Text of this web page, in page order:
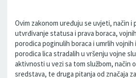
Ovim zakonom uređuju se uvjeti, način i
utvrđivanje statusa i prava boraca,
porodica poginulih boraca i umrlih vojnih
porodica lica stradalih u vršenju vojne
aktivnosti u vezi sa tom službom, način
sredstava, te druga pitanja od značaja